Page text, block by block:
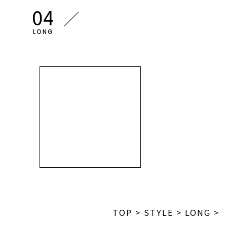
LONG
TOP > STYLE > LONG >